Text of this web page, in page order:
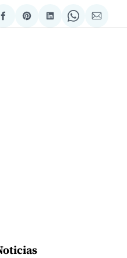
Compartir
en
Share
on
Compartir
en
Share
on
via